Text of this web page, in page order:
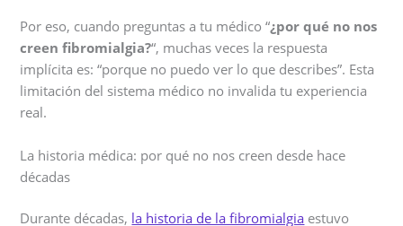
Por eso, cuando preguntas a tu médico “¿por qué no nos
creen fibromialgia?“, muchas veces la respuesta
implícita es: “porque no puedo ver lo que describes”. Esta
limitación del sistema médico no invalida tu experiencia
real.
La historia médica: por qué no nos creen desde hace
décadas
Durante décadas, la historia de la fibromialgia estuvo